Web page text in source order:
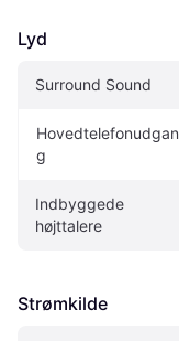
Lyd
Surround Sound
Hovedtelefonudgan
g
Indbyggede
højttalere
Strømkilde